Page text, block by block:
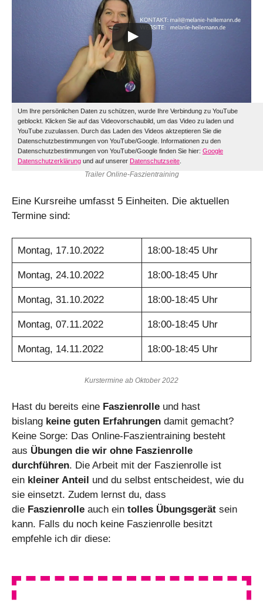
Um Ihre persönlichen Daten zu schützen, wurde Ihre Verbindung zu YouTube
geblockt. Klicken Sie auf das Videovorschaubild, um das Video zu laden und
YouTube zuzulassen. Durch das Laden des Videos aktzeptieren Sie die
Datenschutzbestimmungen von YouTube/Google. Informationen zu den
Datenschutzbestimmungen von YouTube/Google finden Sie hier: Google
Datenschutzerklärung und auf unserer Datenschutzseite
Trailer Online-Faszientraining
Eine Kursreihe umfasst 5 Einheiten. Die aktuellen
Termine sind:
Montag, 17.10.2022 18:00-18:45 Uhr
Montag, 24.10.2022 18:00-18:45 Uhr
Montag, 31.10.2022 18:00-18:45 Uhr
Montag, 07.11.2022 18:00-18:45 Uhr
Montag, 14.11.2022 18:00-18:45 Uhr
Kurstermine ab Oktober 2022
Hast du bereits eine Faszienrolle und hast
bislang keine guten Erfahrungen damit gemacht?
Keine Sorge: Das Online-Faszientraining besteht
aus Übungen die wir ohne Faszienrolle
durchführen. Die Arbeit mit der Faszienrolle ist
ein kleiner Anteil und du selbst entscheidest, wie du
sie einsetzt. Zudem lernst du, dass
die Faszienrolle auch ein tolles Übungsgerät sein
kann. Falls du noch keine Faszienrolle besitzt
empfehle ich dir diese: